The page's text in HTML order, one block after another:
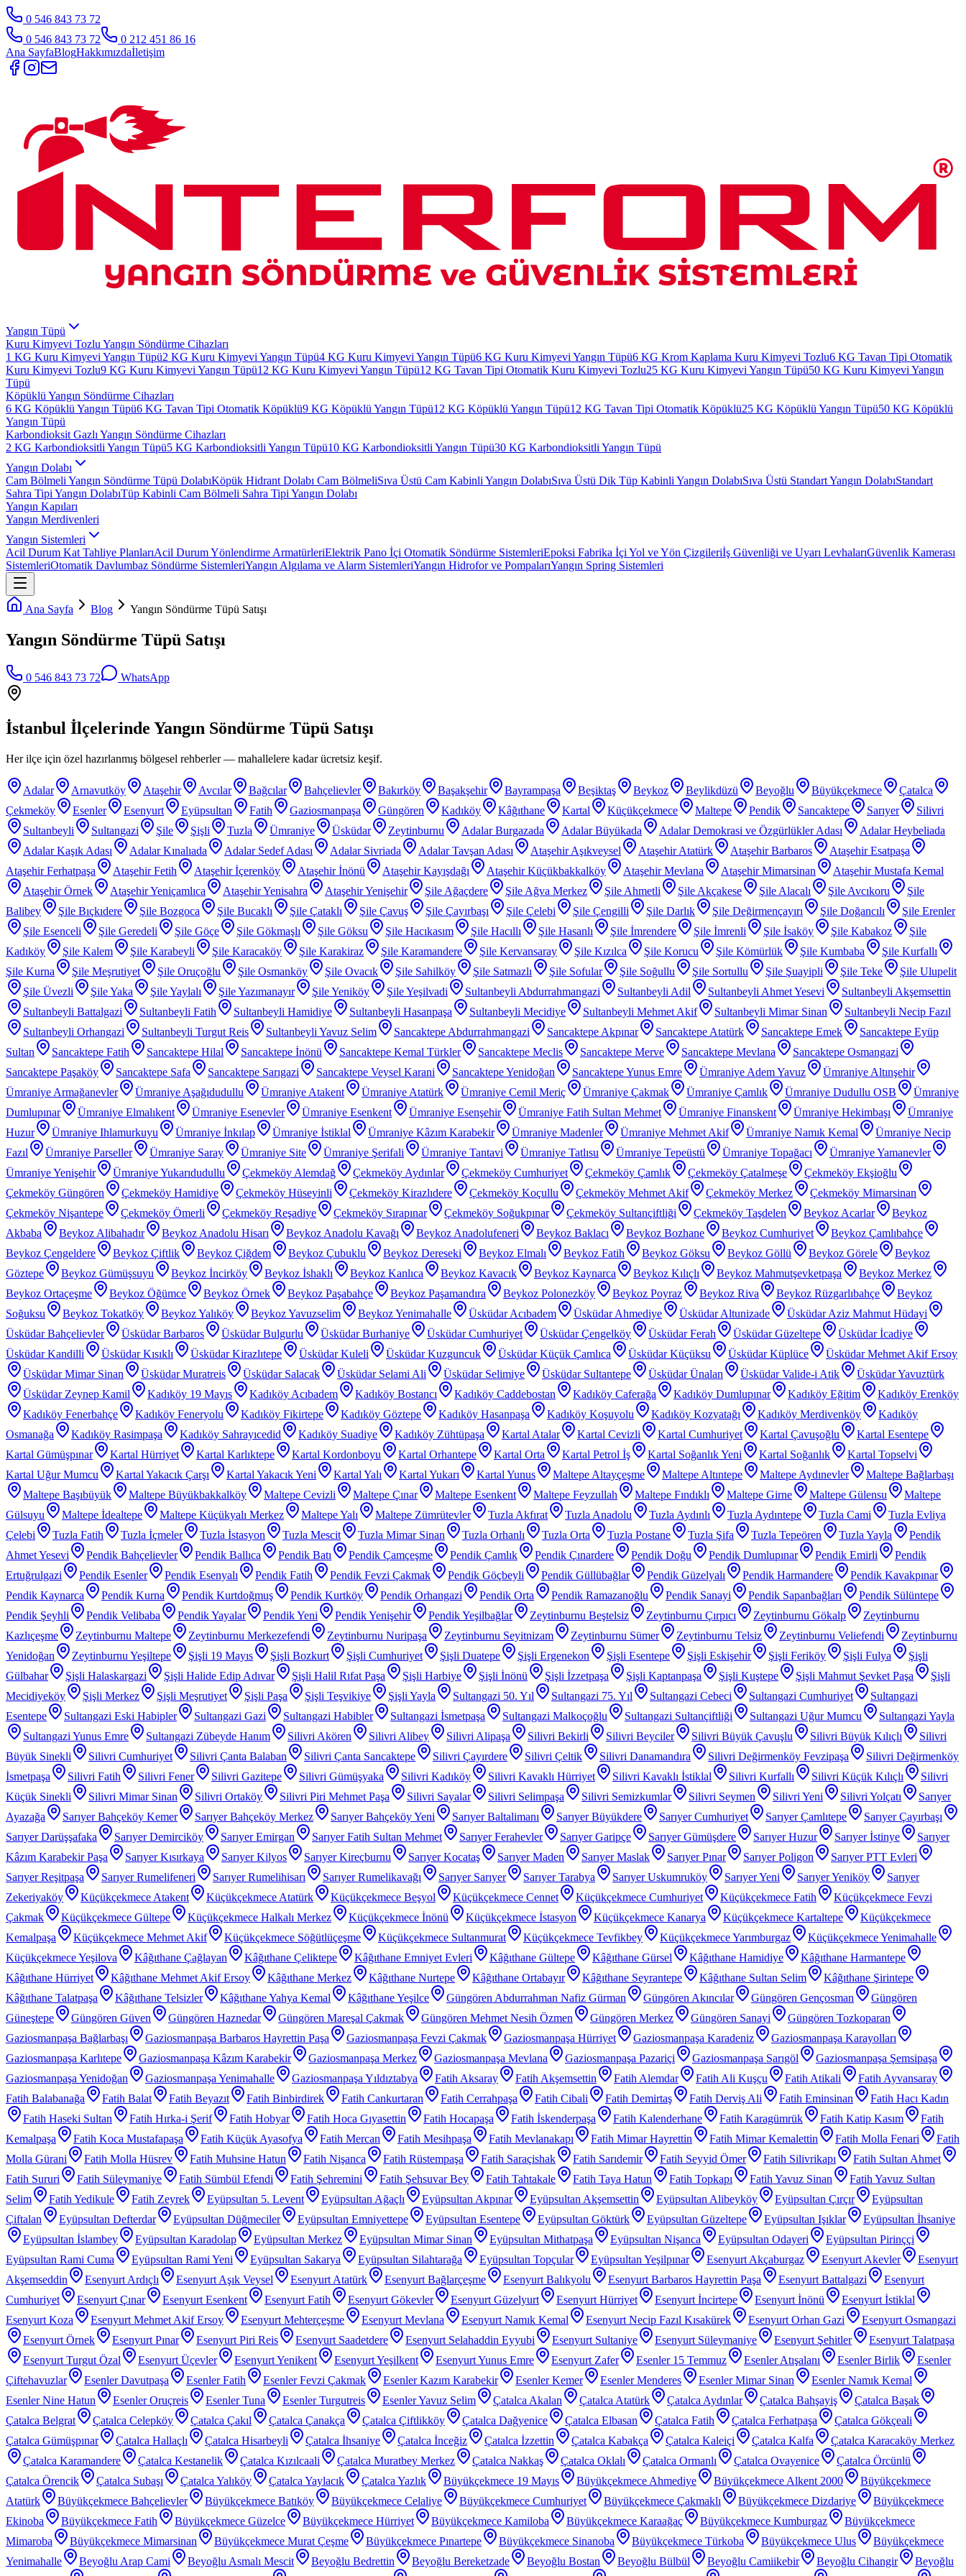
0 546 843 73 72
0 546 843 73 72
0 212 451 86 16
Ana SayfaBlogHakkımızdaİletişim
Yangın Tüpü
Kuru Kimyevi Tozlu Yangın Söndürme Cihazları
1 KG Kuru Kimyevi Yangın Tüpü2 KG Kuru Kimyevi Yangın Tüpü4 KG Kuru Kimyevi Yangın Tüpü6 KG Kuru Kimyevi Yangın Tüpü6 KG Krom Kaplama Kuru Kimyevi Tozlu6 KG Tavan Tipi Otomatik
Kuru Kimyevi Tozlu9 KG Kuru Kimyevi Yangın Tüpü12 KG Kuru Kimyevi Yangın Tüpü12 KG Tavan Tipi Otomatik Kuru Kimyevi Tozlu25 KG Kuru Kimyevi Yangın Tüpü50 KG Kuru Kimyevi Yangın
Tüpü
Köpüklü Yangın Söndürme Cihazları
6 KG Köpüklü Yangın Tüpü6 KG Tavan Tipi Otomatik Köpüklü9 KG Köpüklü Yangın Tüpü12 KG Köpüklü Yangın Tüpü12 KG Tavan Tipi Otomatik Köpüklü25 KG Köpüklü Yangın Tüpü50 KG Köpüklü
Yangın Tüpü
Karbondioksit Gazlı Yangın Söndürme Cihazları
2 KG Karbondioksitli Yangın Tüpü5 KG Karbondioksitli Yangın Tüpü10 KG Karbondioksitli Yangın Tüpü30 KG Karbondioksitli Yangın Tüpü
Yangın Dolabı
Cam Bölmeli Yangın Söndürme Tüpü DolabıKöpük Hidrant Dolabı Cam BölmeliSıva Üstü Cam Kabinli Yangın DolabıSıva Üstü Dik Tüp Kabinli Yangın DolabıSıva Üstü Standart Yangın DolabıStandart
Sahra Tipi Yangın DolabıTüp Kabinli Cam Bölmeli Sahra Tipi Yangın Dolabı
Yangın Kapıları
Yangın Merdivenleri
Yangın Sistemleri
Acil Durum Kat Tahliye PlanlarıAcil Durum Yönlendirme ArmatürleriElektrik Pano İçi Otomatik Söndürme SistemleriEpoksi Fabrika İçi Yol ve Yön Çizgileriİş Güvenliği ve Uyarı LevhalarıGüvenlik Kamerası
SistemleriOtomatik Davlumbaz Söndürme SistemleriYangın Algılama ve Alarm SistemleriYangın Hidrofor ve PompalarıYangın Spring Sistemleri
Ana Sayfa Blog Yangın Söndürme Tüpü Satışı
Yangın Söndürme Tüpü Satışı
0 546 843 73 72 WhatsApp
İstanbul İlçelerinde Yangın Söndürme Tüpü Satışı
Her ilçe için özel hazırlanmış bölgesel rehberler — mahallelere kadar ücretsiz keşif.
Adalar Arnavutköy Ataşehir Avcılar Bağcılar Bahçelievler Bakırköy Başakşehir Bayrampaşa Beşiktaş Beykoz Beylikdüzü Beyoğlu Büyükçekmece
Çatalca
Çekmeköy
Esenler Esenyurt Eyüpsultan Fatih Gaziosmanpaşa Güngören Kadıköy Kâğıthane Kartal Küçükçekmece Maltepe Pendik Sancaktepe Sarıyer
Silivri
Sultanbeyli
Sultangazi Şile Şişli Tuzla Ümraniye Üsküdar Zeytinburnu Adalar Burgazada Adalar Büyükada Adalar Demokrasi ve Özgürlükler Adası
Adalar Heybeliada
Adalar Kaşık Adası
Adalar Kınalıada Adalar Sedef Adası Adalar Sivriada Adalar Tavşan Adası Ataşehir Aşıkveysel Ataşehir Atatürk Ataşehir Barbaros
Ataşehir Esatpaşa
Ataşehir Ferhatpaşa
Ataşehir Fetih Ataşehir İçerenköy Ataşehir İnönü Ataşehir Kayışdağı Ataşehir Küçükbakkalköy Ataşehir Mevlana Ataşehir Mimarsinan
Ataşehir Mustafa Kemal
Ataşehir Örnek
Ataşehir Yeniçamlıca Ataşehir Yenisahra Ataşehir Yenişehir Şile Ağaçdere Şile Ağva Merkez Şile Ahmetli Şile Akçakese Şile Alacalı Şile Avcıkoru
Şile
Balibey
Şile Bıçkıdere Şile Bozgoca Şile Bucaklı Şile Çataklı Şile Çavuş Şile Çayırbaşı Şile Çelebi Şile Çengilli Şile Darlık Şile Değirmençayırı Şile Doğancılı
Şile Erenler
Şile Esenceli
Şile Geredeli Şile Göçe Şile Gökmaşlı Şile Göksu Şile Hacıkasım Şile Hacıllı Şile Hasanlı Şile İmrendere Şile İmrenli Şile İsaköy Şile Kabakoz
Şile
Kadıköy
Şile Kalem Şile Karabeyli Şile Karacaköy Şile Karakiraz Şile Karamandere Şile Kervansaray Şile Kızılca Şile Korucu Şile Kömürlük Şile Kumbaba
Şile Kurfallı
Şile Kurna
Şile Meşrutiyet Şile Oruçoğlu Şile Osmanköy Şile Ovacık Şile Sahilköy Şile Satmazlı Şile Sofular Şile Soğullu Şile Sortullu Şile Şuayipli Şile Teke
Şile Ulupelit
Şile Üvezli
Şile Yaka Şile Yaylalı Şile Yazımanayır Şile Yeniköy Şile Yeşilvadi Sultanbeyli Abdurrahmangazi Sultanbeyli Adil Sultanbeyli Ahmet Yesevi
Sultanbeyli Akşemsettin
Sultanbeyli Battalgazi
Sultanbeyli Fatih Sultanbeyli Hamidiye Sultanbeyli Hasanpaşa Sultanbeyli Mecidiye Sultanbeyli Mehmet Akif Sultanbeyli Mimar Sinan
Sultanbeyli Necip Fazıl
Sultanbeyli Orhangazi
Sultanbeyli Turgut Reis Sultanbeyli Yavuz Selim Sancaktepe Abdurrahmangazi Sancaktepe Akpınar Sancaktepe Atatürk Sancaktepe Emek
Sancaktepe Eyüp
Sultan
Sancaktepe Fatih Sancaktepe Hilal Sancaktepe İnönü Sancaktepe Kemal Türkler Sancaktepe Meclis Sancaktepe Merve Sancaktepe Mevlana
Sancaktepe Osmangazi
Sancaktepe Paşaköy
Sancaktepe Safa Sancaktepe Sarıgazi Sancaktepe Veysel Karani Sancaktepe Yenidoğan Sancaktepe Yunus Emre Ümraniye Adem Yavuz
Ümraniye Altınşehir
Ümraniye Armağanevler
Ümraniye Aşağıdudullu Ümraniye Atakent Ümraniye Atatürk Ümraniye Cemil Meriç Ümraniye Çakmak Ümraniye Çamlık Ümraniye Dudullu OSB
Ümraniye
Dumlupınar
Ümraniye Elmalıkent Ümraniye Esenevler Ümraniye Esenkent Ümraniye Esenşehir Ümraniye Fatih Sultan Mehmet Ümraniye Finanskent Ümraniye Hekimbaşı
Ümraniye
Huzur
Ümraniye Ihlamurkuyu Ümraniye İnkılap Ümraniye İstiklal Ümraniye Kâzım Karabekir Ümraniye Madenler Ümraniye Mehmet Akif Ümraniye Namık Kemal
Ümraniye Necip
Fazıl
Ümraniye Parseller Ümraniye Saray Ümraniye Site Ümraniye Şerifali Ümraniye Tantavi Ümraniye Tatlısu Ümraniye Tepeüstü Ümraniye Topağacı
Ümraniye Yamanevler
Ümraniye Yenişehir
Ümraniye Yukarıdudullu Çekmeköy Alemdağ Çekmeköy Aydınlar Çekmeköy Cumhuriyet Çekmeköy Çamlık Çekmeköy Çatalmeşe
Çekmeköy Ekşioğlu
Çekmeköy Güngören
Çekmeköy Hamidiye Çekmeköy Hüseyinli Çekmeköy Kirazlıdere Çekmeköy Koçullu Çekmeköy Mehmet Akif Çekmeköy Merkez
Çekmeköy Mimarsinan
Çekmeköy Nişantepe
Çekmeköy Ömerli Çekmeköy Reşadiye Çekmeköy Sırapınar Çekmeköy Soğukpınar Çekmeköy Sultançiftliği Çekmeköy Taşdelen Beykoz Acarlar
Beykoz
Akbaba
Beykoz Alibahadır Beykoz Anadolu Hisarı Beykoz Anadolu Kavağı Beykoz Anadolufeneri Beykoz Baklacı Beykoz Bozhane Beykoz Cumhuriyet
Beykoz Çamlıbahçe
Beykoz Çengeldere
Beykoz Çiftlik Beykoz Çiğdem Beykoz Çubuklu Beykoz Dereseki Beykoz Elmalı Beykoz Fatih Beykoz Göksu Beykoz Göllü Beykoz Görele
Beykoz
Göztepe
Beykoz Gümüşsuyu Beykoz İncirköy Beykoz İshaklı Beykoz Kanlıca Beykoz Kavacık Beykoz Kaynarca Beykoz Kılıçlı Beykoz Mahmutşevketpaşa
Beykoz Merkez
Beykoz Ortaçeşme
Beykoz Öğümce Beykoz Örnek Beykoz Paşabahçe Beykoz Paşamandıra Beykoz Polonezköy Beykoz Poyraz Beykoz Riva Beykoz Rüzgarlıbahçe
Beykoz
Soğuksu
Beykoz Tokatköy Beykoz Yalıköy Beykoz Yavuzselim Beykoz Yenimahalle Üsküdar Acıbadem Üsküdar Ahmediye Üsküdar Altunizade
Üsküdar Aziz Mahmut Hüdayi
Üsküdar Bahçelievler
Üsküdar Barbaros Üsküdar Bulgurlu Üsküdar Burhaniye Üsküdar Cumhuriyet Üsküdar Çengelköy Üsküdar Ferah Üsküdar Güzeltepe
Üsküdar İcadiye
Üsküdar Kandilli
Üsküdar Kısıklı Üsküdar Kirazlıtepe Üsküdar Kuleli Üsküdar Kuzguncuk Üsküdar Küçük Çamlıca Üsküdar Küçüksu Üsküdar Küplüce
Üsküdar Mehmet Akif Ersoy
Üsküdar Mimar Sinan
Üsküdar Muratreis Üsküdar Salacak Üsküdar Selami Ali Üsküdar Selimiye Üsküdar Sultantepe Üsküdar Ünalan Üsküdar Valide-i Atik
Üsküdar Yavuztürk
Üsküdar Zeynep Kamil
Kadıköy 19 Mayıs Kadıköy Acıbadem Kadıköy Bostancı Kadıköy Caddebostan Kadıköy Caferağa Kadıköy Dumlupınar Kadıköy Eğitim
Kadıköy Erenköy
Kadıköy Fenerbahçe
Kadıköy Feneryolu Kadıköy Fikirtepe Kadıköy Göztepe Kadıköy Hasanpaşa Kadıköy Koşuyolu Kadıköy Kozyatağı Kadıköy Merdivenköy
Kadıköy
Osmanağa
Kadıköy Rasimpaşa Kadıköy Sahrayıcedid Kadıköy Suadiye Kadıköy Zühtüpaşa Kartal Atalar Kartal Cevizli Kartal Cumhuriyet Kartal Çavuşoğlu
Kartal Esentepe
Kartal Gümüşpınar
Kartal Hürriyet Kartal Karlıktepe Kartal Kordonboyu Kartal Orhantepe Kartal Orta Kartal Petrol İş Kartal Soğanlık Yeni Kartal Soğanlık
Kartal Topselvi
Kartal Uğur Mumcu
Kartal Yakacık Çarşı Kartal Yakacık Yeni Kartal Yalı Kartal Yukarı Kartal Yunus Maltepe Altayçeşme Maltepe Altıntepe Maltepe Aydınevler
Maltepe Bağlarbaşı
Maltepe Başıbüyük
Maltepe Büyükbakkalköy Maltepe Cevizli Maltepe Çınar Maltepe Esenkent Maltepe Feyzullah Maltepe Fındıklı Maltepe Girne Maltepe Gülensu
Maltepe
Gülsuyu
Maltepe İdealtepe Maltepe Küçükyalı Merkez Maltepe Yalı Maltepe Zümrütevler Tuzla Akfırat Tuzla Anadolu Tuzla Aydınlı Tuzla Aydıntepe Tuzla Cami
Tuzla Evliya
Çelebi
Tuzla Fatih Tuzla İçmeler Tuzla İstasyon Tuzla Mescit Tuzla Mimar Sinan Tuzla Orhanlı Tuzla Orta Tuzla Postane Tuzla Şifa Tuzla Tepeören Tuzla Yayla
Pendik
Ahmet Yesevi
Pendik Bahçelievler Pendik Ballıca Pendik Batı Pendik Çamçeşme Pendik Çamlık Pendik Çınardere Pendik Doğu Pendik Dumlupınar Pendik Emirli
Pendik
Ertuğrulgazi
Pendik Esenler Pendik Esenyalı Pendik Fatih Pendik Fevzi Çakmak Pendik Göçbeyli Pendik Güllübağlar Pendik Güzelyalı Pendik Harmandere
Pendik Kavakpınar
Pendik Kaynarca
Pendik Kurna Pendik Kurtdoğmuş Pendik Kurtköy Pendik Orhangazi Pendik Orta Pendik Ramazanoğlu Pendik Sanayi Pendik Sapanbağları
Pendik Sülüntepe
Pendik Şeyhli
Pendik Velibaba Pendik Yayalar Pendik Yeni Pendik Yenişehir Pendik Yeşilbağlar Zeytinburnu Beştelsiz Zeytinburnu Çırpıcı Zeytinburnu Gökalp
Zeytinburnu
Kazlıçeşme
Zeytinburnu Maltepe Zeytinburnu Merkezefendi Zeytinburnu Nuripaşa Zeytinburnu Seyitnizam Zeytinburnu Sümer Zeytinburnu Telsiz Zeytinburnu Veliefendi
Zeytinburnu
Yenidoğan
Zeytinburnu Yeşiltepe Şişli 19 Mayıs Şişli Bozkurt Şişli Cumhuriyet Şişli Duatepe Şişli Ergenekon Şişli Esentepe Şişli Eskişehir Şişli Feriköy Şişli Fulya
Şişli
Gülbahar
Şişli Halaskargazi Şişli Halide Edip Adıvar Şişli Halil Rıfat Paşa Şişli Harbiye Şişli İnönü Şişli İzzetpaşa Şişli Kaptanpaşa Şişli Kuştepe Şişli Mahmut Şevket Paşa
Şişli
Mecidiyeköy
Şişli Merkez Şişli Meşrutiyet Şişli Paşa Şişli Teşvikiye Şişli Yayla Sultangazi 50. Yıl Sultangazi 75. Yıl Sultangazi Cebeci Sultangazi Cumhuriyet
Sultangazi
Esentepe
Sultangazi Eski Habipler Sultangazi Gazi Sultangazi Habibler Sultangazi İsmetpaşa Sultangazi Malkoçoğlu Sultangazi Sultançiftliği Sultangazi Uğur Mumcu
Sultangazi Yayla
Sultangazi Yunus Emre
Sultangazi Zübeyde Hanım Silivri Akören Silivri Alibey Silivri Alipaşa Silivri Bekirli Silivri Beyciler Silivri Büyük Çavuşlu Silivri Büyük Kılıçlı
Silivri
Büyük Sinekli
Silivri Cumhuriyet Silivri Çanta Balaban Silivri Çanta Sancaktepe Silivri Çayırdere Silivri Çeltik Silivri Danamandıra Silivri Değirmenköy Fevzipaşa
Silivri Değirmenköy
İsmetpaşa
Silivri Fatih Silivri Fener Silivri Gazitepe Silivri Gümüşyaka Silivri Kadıköy Silivri Kavaklı Hürriyet Silivri Kavaklı İstiklal Silivri Kurfallı Silivri Küçük Kılıçlı
Silivri
Küçük Sinekli
Silivri Mimar Sinan Silivri Ortaköy Silivri Piri Mehmet Paşa Silivri Sayalar Silivri Selimpaşa Silivri Semizkumlar Silivri Seymen Silivri Yeni Silivri Yolçatı
Sarıyer
Ayazağa
Sarıyer Bahçeköy Kemer Sarıyer Bahçeköy Merkez Sarıyer Bahçeköy Yeni Sarıyer Baltalimanı Sarıyer Büyükdere Sarıyer Cumhuriyet Sarıyer Çamlıtepe
Sarıyer Çayırbaşı
Sarıyer Darüşşafaka
Sarıyer Demirciköy Sarıyer Emirgan Sarıyer Fatih Sultan Mehmet Sarıyer Ferahevler Sarıyer Garipçe Sarıyer Gümüşdere Sarıyer Huzur Sarıyer İstinye
Sarıyer
Kâzım Karabekir Paşa
Sarıyer Kısırkaya Sarıyer Kilyos Sarıyer Kireçburnu Sarıyer Kocataş Sarıyer Maden Sarıyer Maslak Sarıyer Pınar Sarıyer Poligon
Sarıyer PTT Evleri
Sarıyer Reşitpaşa
Sarıyer Rumelifeneri Sarıyer Rumelihisarı Sarıyer Rumelikavağı Sarıyer Sarıyer Sarıyer Tarabya Sarıyer Uskumruköy Sarıyer Yeni Sarıyer Yeniköy
Sarıyer
Zekeriyaköy
Küçükçekmece Atakent Küçükçekmece Atatürk Küçükçekmece Beşyol Küçükçekmece Cennet Küçükçekmece Cumhuriyet Küçükçekmece Fatih
Küçükçekmece Fevzi
Çakmak
Küçükçekmece Gültepe Küçükçekmece Halkalı Merkez Küçükçekmece İnönü Küçükçekmece İstasyon Küçükçekmece Kanarya Küçükçekmece Kartaltepe
Küçükçekmece
Kemalpaşa
Küçükçekmece Mehmet Akif Küçükçekmece Söğütlüçeşme Küçükçekmece Sultanmurat Küçükçekmece Tevfikbey Küçükçekmece Yarımburgaz
Küçükçekmece Yenimahalle
Küçükçekmece Yeşilova
Kâğıthane Çağlayan Kâğıthane Çeliktepe Kâğıthane Emniyet Evleri Kâğıthane Gültepe Kâğıthane Gürsel Kâğıthane Hamidiye
Kâğıthane Harmantepe
Kâğıthane Hürriyet
Kâğıthane Mehmet Akif Ersoy Kâğıthane Merkez Kâğıthane Nurtepe Kâğıthane Ortabayır Kâğıthane Seyrantepe Kâğıthane Sultan Selim
Kâğıthane Şirintepe
Kâğıthane Talatpaşa
Kâğıthane Telsizler Kâğıthane Yahya Kemal Kâğıthane Yeşilce Güngören Abdurrahman Nafiz Gürman Güngören Akıncılar Güngören Gençosman
Güngören
Güneştepe
Güngören Güven Güngören Haznedar Güngören Mareşal Çakmak Güngören Mehmet Nesih Özmen Güngören Merkez Güngören Sanayi
Güngören Tozkoparan
Gaziosmanpaşa Bağlarbaşı
Gaziosmanpaşa Barbaros Hayrettin Paşa Gaziosmanpaşa Fevzi Çakmak Gaziosmanpaşa Hürriyet Gaziosmanpaşa Karadeniz
Gaziosmanpaşa Karayolları
Gaziosmanpaşa Karlıtepe
Gaziosmanpaşa Kâzım Karabekir Gaziosmanpaşa Merkez Gaziosmanpaşa Mevlana Gaziosmanpaşa Pazariçi Gaziosmanpaşa Sarıgöl
Gaziosmanpaşa Şemsipaşa
Gaziosmanpaşa Yenidoğan
Gaziosmanpaşa Yenimahalle Gaziosmanpaşa Yıldıztabya Fatih Aksaray Fatih Akşemsettin Fatih Alemdar Fatih Ali Kuşçu Fatih Atikali
Fatih Ayvansaray
Fatih Balabanağa
Fatih Balat Fatih Beyazıt Fatih Binbirdirek Fatih Cankurtaran Fatih Cerrahpaşa Fatih Cibali Fatih Demirtaş Fatih Derviş Ali Fatih Eminsinan
Fatih Hacı Kadın
Fatih Haseki Sultan
Fatih Hırka-i Şerif Fatih Hobyar Fatih Hoca Gıyasettin Fatih Hocapaşa Fatih İskenderpaşa Fatih Kalenderhane Fatih Karagümrük Fatih Katip Kasım
Fatih
Kemalpaşa
Fatih Koca Mustafapaşa Fatih Küçük Ayasofya Fatih Mercan Fatih Mesihpaşa Fatih Mevlanakapı Fatih Mimar Hayrettin Fatih Mimar Kemalettin Fatih Molla Fenari
Fatih
Molla Gürani
Fatih Molla Hüsrev Fatih Muhsine Hatun Fatih Nişanca Fatih Rüstempaşa Fatih Saraçishak Fatih Sarıdemir Fatih Seyyid Ömer Fatih Silivrikapı
Fatih Sultan Ahmet
Fatih Sururi
Fatih Süleymaniye Fatih Sümbül Efendi Fatih Şehremini Fatih Şehsuvar Bey Fatih Tahtakale Fatih Taya Hatun Fatih Topkapı Fatih Yavuz Sinan
Fatih Yavuz Sultan
Selim
Fatih Yedikule Fatih Zeyrek Eyüpsultan 5. Levent Eyüpsultan Ağaçlı Eyüpsultan Akpınar Eyüpsultan Akşemsettin Eyüpsultan Alibeyköy Eyüpsultan Çırçır
Eyüpsultan
Çiftalan
Eyüpsultan Defterdar Eyüpsultan Düğmeciler Eyüpsultan Emniyettepe Eyüpsultan Esentepe Eyüpsultan Göktürk Eyüpsultan Güzeltepe Eyüpsultan Işıklar
Eyüpsultan İhsaniye
Eyüpsultan İslambey
Eyüpsultan Karadolap Eyüpsultan Merkez Eyüpsultan Mimar Sinan Eyüpsultan Mithatpaşa Eyüpsultan Nişanca Eyüpsultan Odayeri
Eyüpsultan Pirinççi
Eyüpsultan Rami Cuma
Eyüpsultan Rami Yeni Eyüpsultan Sakarya Eyüpsultan Silahtarağa Eyüpsultan Topçular Eyüpsultan Yeşilpınar Esenyurt Akçaburgaz Esenyurt Akevler
Esenyurt
Akşemseddin
Esenyurt Ardıçlı Esenyurt Aşık Veysel Esenyurt Atatürk Esenyurt Bağlarçeşme Esenyurt Balıkyolu Esenyurt Barbaros Hayrettin Paşa Esenyurt Battalgazi
Esenyurt
Cumhuriyet
Esenyurt Çınar Esenyurt Esenkent Esenyurt Fatih Esenyurt Gökevler Esenyurt Güzelyurt Esenyurt Hürriyet Esenyurt İncirtepe Esenyurt İnönü
Esenyurt İstiklal
Esenyurt Koza
Esenyurt Mehmet Akif Ersoy Esenyurt Mehterçeşme Esenyurt Mevlana Esenyurt Namık Kemal Esenyurt Necip Fazıl Kısakürek Esenyurt Orhan Gazi
Esenyurt Osmangazi
Esenyurt Örnek
Esenyurt Pınar Esenyurt Piri Reis Esenyurt Saadetdere Esenyurt Selahaddin Eyyubi Esenyurt Sultaniye Esenyurt Süleymaniye Esenyurt Şehitler
Esenyurt Talatpaşa
Esenyurt Turgut Özal
Esenyurt Üçevler Esenyurt Yenikent Esenyurt Yeşilkent Esenyurt Yunus Emre Esenyurt Zafer Esenler 15 Temmuz Esenler Atışalanı Esenler Birlik
Esenler
Çiftehavuzlar
Esenler Davutpaşa Esenler Fatih Esenler Fevzi Çakmak Esenler Kazım Karabekir Esenler Kemer Esenler Menderes Esenler Mimar Sinan
Esenler Namık Kemal
Esenler Nine Hatun
Esenler Oruçreis Esenler Tuna Esenler Turgutreis Esenler Yavuz Selim Çatalca Akalan Çatalca Atatürk Çatalca Aydınlar Çatalca Bahşayiş
Çatalca Başak
Çatalca Belgrat
Çatalca Celepköy Çatalca Çakıl Çatalca Çanakça Çatalca Çiftlikköy Çatalca Dağyenice Çatalca Elbasan Çatalca Fatih Çatalca Ferhatpaşa
Çatalca Gökçeali
Çatalca Gümüşpınar
Çatalca Hallaçlı Çatalca Hisarbeyli Çatalca İhsaniye Çatalca İnceğiz Çatalca İzzettin Çatalca Kabakça Çatalca Kaleiçi Çatalca Kalfa
Çatalca Karacaköy Merkez
Çatalca Karamandere
Çatalca Kestanelik Çatalca Kızılcaali Çatalca Muratbey Merkez Çatalca Nakkaş Çatalca Oklalı Çatalca Ormanlı Çatalca Ovayenice
Çatalca Örcünlü
Çatalca Örencik
Çatalca Subaşı Çatalca Yalıköy Çatalca Yaylacık Çatalca Yazlık Büyükçekmece 19 Mayıs Büyükçekmece Ahmediye Büyükçekmece Alkent 2000
Büyükçekmece
Atatürk
Büyükçekmece Bahçelievler Büyükçekmece Batıköy Büyükçekmece Celaliye Büyükçekmece Cumhuriyet Büyükçekmece Çakmaklı Büyükçekmece Dizdariye
Büyükçekmece
Ekinoba
Büyükçekmece Fatih Büyükçekmece Güzelce Büyükçekmece Hürriyet Büyükçekmece Kamiloba Büyükçekmece Karaağaç Büyükçekmece Kumburgaz
Büyükçekmece
Mimaroba
Büyükçekmece Mimarsinan Büyükçekmece Murat Çeşme Büyükçekmece Pınartepe Büyükçekmece Sinanoba Büyükçekmece Türkoba Büyükçekmece Ulus
Büyükçekmece
Yenimahalle
Beyoğlu Arap Cami Beyoğlu Asmalı Mescit Beyoğlu Bedrettin Beyoğlu Bereketzade Beyoğlu Bostan Beyoğlu Bülbül Beyoğlu Camiikebir Beyoğlu Cihangir
Beyoğlu